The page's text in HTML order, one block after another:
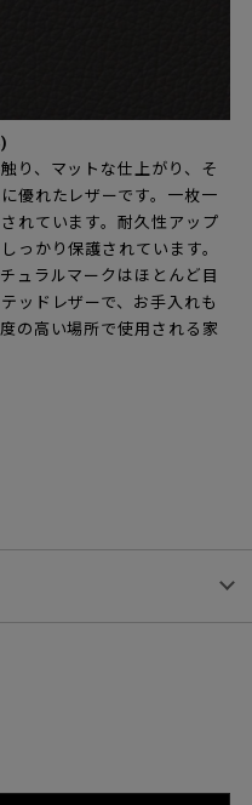
り、マットな仕上がり、そ
優れたレザーです。一枚一
れています。耐久性アップ
っかり保護されています。
ュラルマークはほとんど目
ッドレザーで、お手入れも
の高い場所で使用される家